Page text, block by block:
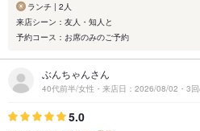
ランチ | 2人
来店シーン：友人・知人と
予約コース：お席のみのご予約
ぶんちゃんさん
40代前半/女性・来店日：2026/08/02・3
5.0